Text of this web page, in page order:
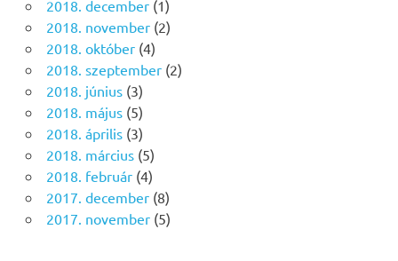
2018. december(1)
2018. november(2)
2018. október(4)
2018. szeptember(2)
2018. június(3)
2018. május(5)
2018. április(3)
2018. március(5)
2018. február(4)
2017. december(8)
2017. november(5)